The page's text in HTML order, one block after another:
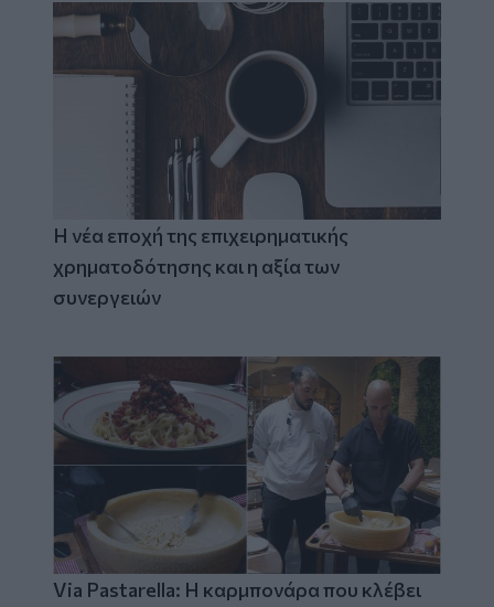
Η νέα εποχή της επιχειρηματικής
χρηματοδότησης και η αξία των
συνεργειών
Via Pastarella: Η καρμπονάρα που κλέβει